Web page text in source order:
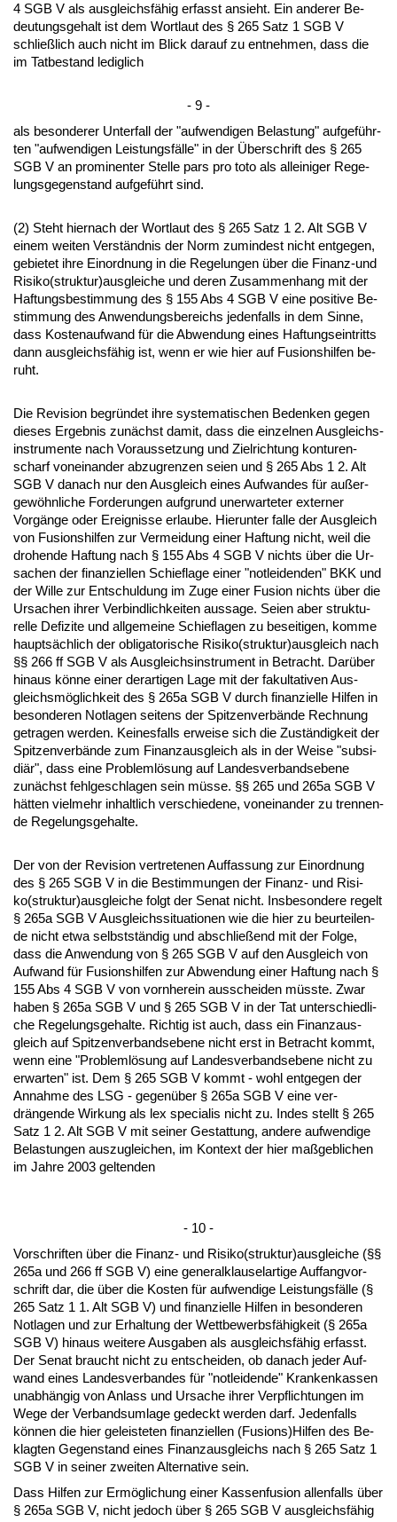
4 SGB V als aus­gleichsfähig er­fasst an­sieht. Ein an­de­rer Be­
deu­tungs­ge­halt ist dem Wort­laut des § 265 Satz 1 SGB V
schließlich auch nicht im Blick dar­auf zu ent­neh­men, dass die
im Tat­be­stand le­dig­lich
- 9 -
als be­son­de­rer Un­ter­fall der "auf­wen­di­gen Be­las­tung" auf­geführ­
ten "auf­wen­di­gen Leis­tungsfälle" in der Über­schrift des § 265
SGB V an pro­mi­nen­ter Stel­le pars pro to­to als al­lei­ni­ger Re­ge­
lungs­ge­gen­stand auf­geführt sind.
(2) Steht hier­nach der Wort­laut des § 265 Satz 1 2. Alt SGB V
ei­nem wei­ten Verständ­nis der Norm zu­min­dest nicht ent­ge­gen,
ge­bie­tet ih­re Ein­ord­nung in die Re­ge­lun­gen über die Fi­nanz-und
Ri­si­ko(struk­tur)aus­glei­che und de­ren Zu­sam­men­hang mit der
Haf­tungs­be­stim­mung des § 155 Abs 4 SGB V ei­ne po­si­ti­ve Be­
stim­mung des An­wen­dungs­be­reichs je­den­falls in dem Sin­ne,
dass Kos­ten­auf­wand für die Ab­wen­dung ei­nes Haf­tungs­ein­tritts
dann aus­gleichsfähig ist, wenn er wie hier auf Fu­si­ons­hil­fen be­
ruht.
Die Re­vi­si­on be­gründet ih­re sys­te­ma­ti­schen Be­den­ken ge­gen
die­ses Er­geb­nis zunächst da­mit, dass die ein­zel­nen Aus­gleichs­
in­stru­men­te nach Vor­aus­set­zung und Ziel­rich­tung kon­tu­ren­
scharf von­ein­an­der ab­zu­gren­zen sei­en und § 265 Abs 1 2. Alt
SGB V da­nach nur den Aus­gleich ei­nes Auf­wan­des für außer­
gewöhn­li­che For­de­run­gen auf­grund un­er­war­te­ter ex­ter­ner
Vorgänge oder Er­eig­nis­se er­lau­be. Hier­un­ter fal­le der Aus­gleich
von Fu­si­ons­hil­fen zur Ver­mei­dung ei­ner Haf­tung nicht, weil die
dro­hen­de Haf­tung nach § 155 Abs 4 SGB V nichts über die Ur­
sa­chen der fi­nan­zi­el­len Schief­la­ge ei­ner "not­lei­den­den" BKK und
der Wil­le zur Ent­schul­dung im Zu­ge ei­ner Fu­si­on nichts über die
Ur­sa­chen ih­rer Ver­bind­lich­kei­ten aus­sa­ge. Sei­en aber struk­tu­
rel­le De­fi­zi­te und all­ge­mei­ne Schief­la­gen zu be­sei­ti­gen, kom­me
hauptsächlich der ob­li­ga­to­ri­sche Ri­si­ko(struk­tur)aus­gleich nach
§§ 266 ff SGB V als Aus­gleichs­in­stru­ment in Be­tracht. Darüber
hin­aus könne ei­ner der­ar­ti­gen La­ge mit der fa­kul­ta­ti­ven Aus­
gleichsmöglich­keit des § 265a SGB V durch fi­nan­zi­el­le Hil­fen in
be­son­de­ren Not­la­gen sei­tens der Spit­zen­verbände Rech­nung
ge­tra­gen wer­den. Kei­nes­falls er­wei­se sich die Zuständig­keit der
Spit­zen­verbände zum Fi­nanz­aus­gleich als in der Wei­se "sub­si­
diär", dass ei­ne Pro­blemlösung auf Lan­des­ver­bands­ebe­ne
zunächst fehl­ge­schla­gen sein müsse. §§ 265 und 265a SGB V
hätten viel­mehr in­halt­lich ver­schie­de­ne, von­ein­an­der zu tren­nen­
de Re­ge­lungs­ge­hal­te.
Der von der Re­vi­si­on ver­tre­te­nen Auf­fas­sung zur Ein­ord­nung
des § 265 SGB V in die Be­stim­mun­gen der Fi­nanz- und Ri­si­
ko(struk­tur)aus­glei­che folgt der Se­nat nicht. Ins­be­son­de­re re­gelt
§ 265a SGB V Aus­gleichs­si­tua­tio­nen wie die hier zu be­ur­tei­len­
de nicht et­wa selbstständig und ab­sch­ließend mit der Fol­ge,
dass die An­wen­dung von § 265 SGB V auf den Aus­gleich von
Auf­wand für Fu­si­ons­hil­fen zur Ab­wen­dung ei­ner Haf­tung nach §
155 Abs 4 SGB V von vorn­her­ein aus­schei­den müss­te. Zwar
ha­ben § 265a SGB V und § 265 SGB V in der Tat un­ter­schied­li­
che Re­ge­lungs­ge­hal­te. Rich­tig ist auch, dass ein Fi­nanz­aus­
gleich auf Spit­zen­ver­bands­ebe­ne nicht erst in Be­tracht kommt,
wenn ei­ne "Pro­blemlösung auf Lan­des­ver­bands­ebe­ne nicht zu
er­war­ten" ist. Dem § 265 SGB V kommt - wohl ent­ge­gen der
An­nah­me des LSG - ge­genüber § 265a SGB V ei­ne ver­
drängen­de Wir­kung als lex spe­cia­lis nicht zu. In­des stellt § 265
Satz 1 2. Alt SGB V mit sei­ner Ge­stat­tung, an­de­re auf­wen­di­ge
Be­las­tun­gen aus­zu­glei­chen, im Kon­text der hier maßgeb­li­chen
im Jah­re 2003 gel­ten­den
- 10 -
Vor­schrif­ten über die Fi­nanz- und Ri­si­ko(struk­tur)aus­glei­che (§§
265a und 266 ff SGB V) ei­ne ge­ne­ral­klau­sel­ar­ti­ge Auf­fang­vor­
schrift dar, die über die Kos­ten für auf­wen­di­ge Leis­tungsfälle (§
265 Satz 1 1. Alt SGB V) und fi­nan­zi­el­le Hil­fen in be­son­de­ren
Not­la­gen und zur Er­hal­tung der Wett­be­werbsfähig­keit (§ 265a
SGB V) hin­aus wei­te­re Aus­ga­ben als aus­gleichsfähig er­fasst.
Der Se­nat braucht nicht zu ent­schei­den, ob da­nach je­der Auf­
wand ei­nes Lan­des­ver­ban­des für "not­lei­den­de" Kran­ken­kas­sen
un­abhängig von An­lass und Ur­sa­che ih­rer Ver­pflich­tun­gen im
We­ge der Ver­bands­um­la­ge ge­deckt wer­den darf. Je­den­falls
können die hier ge­leis­te­ten fi­nan­zi­el­len (Fu­si­ons)Hil­fen des Be­
klag­ten Ge­gen­stand ei­nes Fi­nanz­aus­gleichs nach § 265 Satz 1
SGB V in sei­ner zwei­ten Al­ter­na­ti­ve sein.
Dass Hil­fen zur Ermögli­chung ei­ner Kas­sen­fu­si­on al­len­falls über
§ 265a SGB V, nicht je­doch über § 265 SGB V aus­gleichsfähig